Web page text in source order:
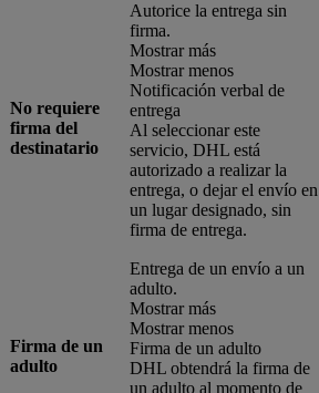
No requiere
firma del
destinatario
Autorice la entrega sin
firma.
Mostrar más
Mostrar menos
Notificación verbal de
entrega
Al seleccionar este
servicio, DHL está
autorizado a realizar la
entrega, o dejar el envío en
un lugar designado, sin
firma de entrega.
Firma de un
adulto
Entrega de un envío a un
adulto.
Mostrar más
Mostrar menos
Firma de un adulto
DHL obtendrá la firma de
un adulto al momento de